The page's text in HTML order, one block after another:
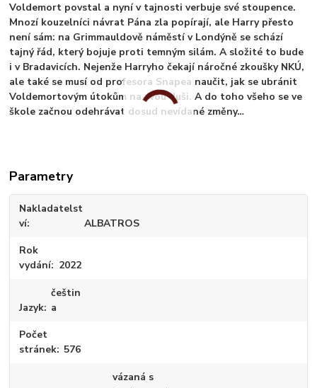
Voldemort povstal a nyní v tajnosti verbuje své stoupence.
Mnozí kouzelníci návrat Pána zla popírají, ale Harry přesto
není sám: na Grimmauldově náměstí v Londýně se schází
tajný řád, který bojuje proti temným silám. A složité to bude
i v Bradavicích. Nejenže Harryho čekají náročné zkoušky NKÚ,
ale také se musí od profesora Snapea naučit, jak se ubránit
Voldemortovým útokům na svou duši. A do toho všeho se ve
škole začnou odehrávat dosud nevídané změny…
Parametry
Nakladatelst
ví
ALBATROS
Rok
vydání
2022
Jazyk
češtin
a
Počet
stránek 576
vázaná s